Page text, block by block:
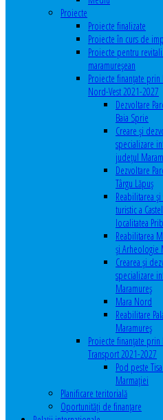
Proiecte
Proiecte finalizate
Proiecte în curs de
Proiecte pentru
maramureşean
Proiecte finanțate prin
Nord-Vest 2021-2027
Dezvoltare
Baia Sprie
Creare și
specializare
județul
Dezvoltare
Târgu Lăpuș
Reabilitarea
turistic a
localitatea
Reabilitarea
și Arheologie
Crearea și
specializare
Maramureș
Mara Nord
Reabilitare
Maramureș
Proiecte finanțate prin
Transport 2021-2027
Pod peste
Marmației
Planificare teritorială
Oportunităţi de finanţare